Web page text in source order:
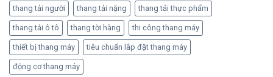
thang tải người thang tải nặng thang tải thực phẩm
thang tải ô tô thang tời hàng thi công thang máy
thiết bị thang máy tiêu chuẩn lắp đặt thang máy
động cơ thang máy